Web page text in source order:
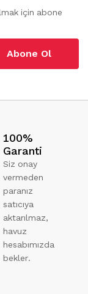
için abone
Abone Ol
100%
Garanti
Siz onay
vermeden
paranız
satıcıya
aktarılmaz,
havuz
hesabımızda
bekler.